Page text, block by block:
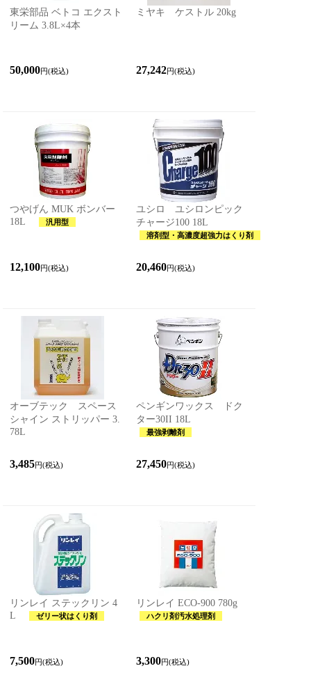
東栄部品 ベトコ エクスト
リーム 3.8L×4本
50,000円(税込)
ミヤキ ケストル 20kg
27,242円(税込)
つやげん MUK ボンバー
18L
汎用型
12,100円(税込)
ユシロ ユシロンピック
チャージ100 18L
溶剤型・高濃度超強力はくり剤
20,460円(税込)
オーブテック スペース
シャイン ストリッパー 3.
78L
3,485円(税込)
ペンギンワックス ドク
ター30II 18L
最強剥離剤
27,450円(税込)
リンレイ ステックリン 4
L
ゼリー状はくり剤
7,500円(税込)
リンレイ ECO-900 780g
ハクリ剤汚水処理剤
3,300円(税込)